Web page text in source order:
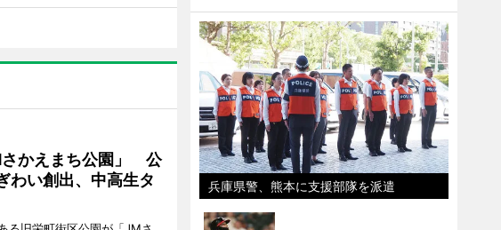
かえまち公園」 公
わい創出、中高生タ
兵庫県警、熊本に支援部隊を派遣